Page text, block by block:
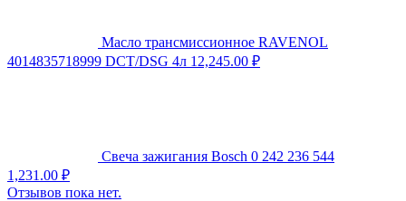
Масло трансмиссионное RAVENOL
4014835718999 DCT/DSG 4л 12,245.00 ₽
Свеча зажигания Bosch 0 242 236 544
1,231.00 ₽
Отзывов пока нет.